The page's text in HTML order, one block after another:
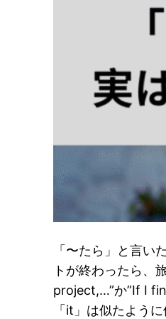
「〜たら」と言い
トが終わったら、
project,…”か”If I
「it」は似たよう